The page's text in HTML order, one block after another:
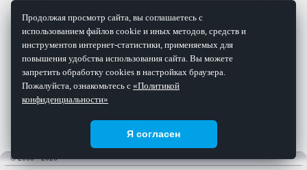
© 2008 - 2026
Продолжая просмотр сайта, вы соглашаетесь с
использованием файлов cookie и иных методов, средств и
инструментов интернет-статистики, применяемых для
повышения удобства использования сайта. Вы можете
запретить обработку cookies в настройках браузера.
Пожалуйста, ознакомьтесь с «Политикой
конфиденциальности»
Я согласен